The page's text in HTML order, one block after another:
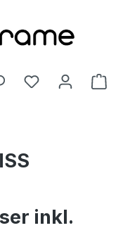
inkl.